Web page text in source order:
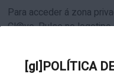
[gl]POLÍTICA
Para acceder á zona
Cl@ve. Pulse no logotipo